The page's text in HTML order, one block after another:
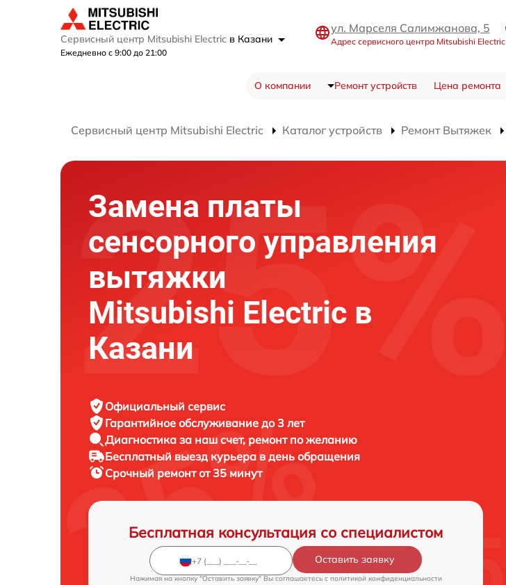
Сервисный центр Mitsubishi Electric в Казани
Ежедневно с 9:00 до 21:00
ул. Марселя Салимжанова, 5
Адрес сервисного центра Mitsubishi Electric
О компании Ремонт устройств Цена ремонта
Сервисный центр Mitsubishi Electric Каталог устройств Ремонт Вытяжек
Замена платы
сенсорного управления
вытяжки
Mitsubishi Electric в
Казани
Официальный сервис
Гарантийное обслуживание до 3 лет
Диагностика за наш счет, ремонт по желанию
Бесплатный выезд курьера в день обращения
Срочный ремонтот 35 минут
Бесплатная консультация со специалистом
Оставить заявку
Нажимая на кнопку "Оставить заявку" Вы соглашаетесь c политикой конфиденциальности